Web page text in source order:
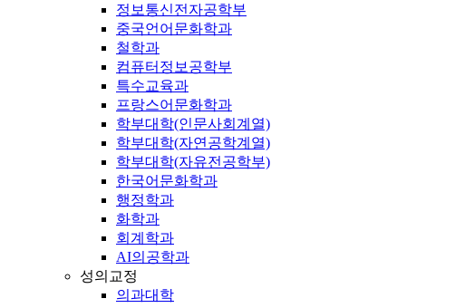
정보통신전자공학부
중국언어문화학과
철학과
컴퓨터정보공학부
특수교육과
프랑스어문화학과
학부대학(인문사회계열)
학부대학(자연공학계열)
학부대학(자유전공학부)
한국어문화학과
행정학과
화학과
회계학과
AI의공학과
성의교정
의과대학